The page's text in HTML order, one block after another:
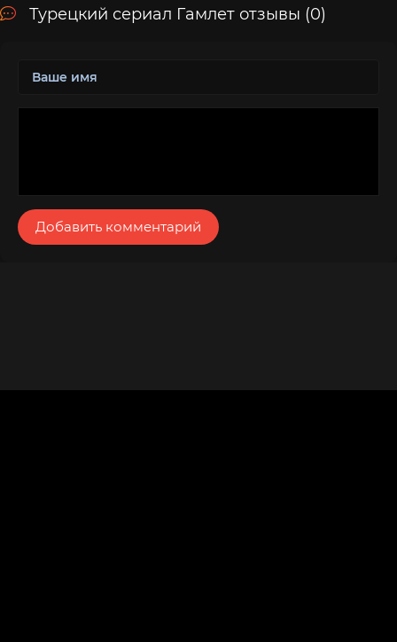
Турецкий сериал Гамлет отзывы (0)
Добавить комментарий